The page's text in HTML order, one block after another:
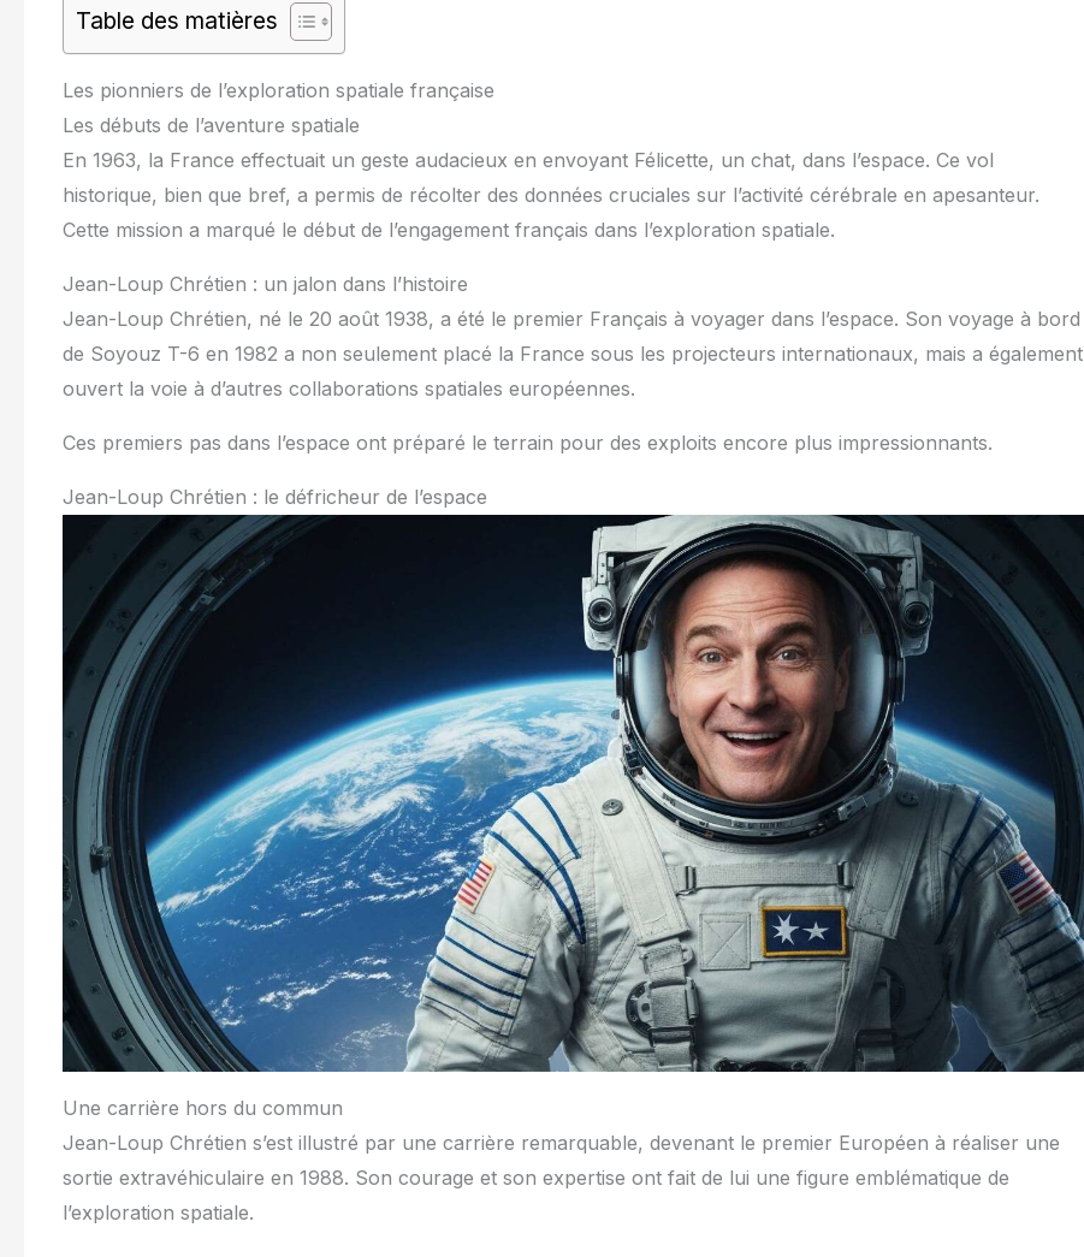
Table des matières
Les pionniers de l’exploration spatiale française
Les débuts de l’aventure spatiale
En 1963, la France effectuait un geste audacieux en envoyant Félicette, un chat, dans l’espace. Ce vol
historique, bien que bref, a permis de récolter des données cruciales sur l’activité cérébrale en apesanteur.
Cette mission a marqué le début de l’engagement français dans l’exploration spatiale.
Jean-Loup Chrétien : un jalon dans l’histoire
Jean-Loup Chrétien, né le 20 août 1938, a été le premier Français à voyager dans l’espace. Son voyage à bord
de Soyouz T-6 en 1982 a non seulement placé la France sous les projecteurs internationaux, mais a également
ouvert la voie à d’autres collaborations spatiales européennes.
Ces premiers pas dans l’espace ont préparé le terrain pour des exploits encore plus impressionnants.
Jean-Loup Chrétien : le défricheur de l’espace
Une carrière hors du commun
Jean-Loup Chrétien s’est illustré par une carrière remarquable, devenant le premier Européen à réaliser une
sortie extravéhiculaire en 1988. Son courage et son expertise ont fait de lui une figure emblématique de
l’exploration spatiale.